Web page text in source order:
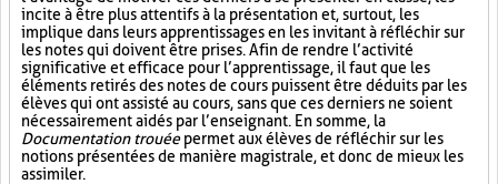
incite à être plus attentifs à la présentation et, surtout, les
implique dans leurs apprentissages en les invitant à réfléchir sur
les notes qui doivent être prises. Afin de rendre l’activité
significative et efficace pour l’apprentissage, il faut que les
éléments retirés des notes de cours puissent être déduits par les
élèves qui ont assisté au cours, sans que ces derniers ne soient
nécessairement aidés par l’enseignant. En somme, la
Documentation trouéepermet aux élèves de réfléchir sur les
notions présentées de manière magistrale, et donc de mieux les
assimiler.